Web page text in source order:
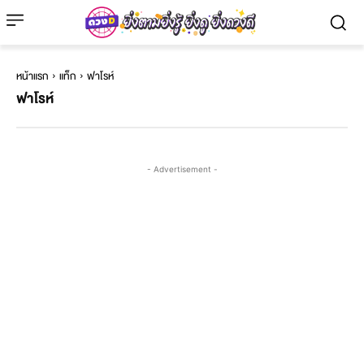
หน้าแรก แท็ก ฟาโรห์
ฟาโรห์
- Advertisement -